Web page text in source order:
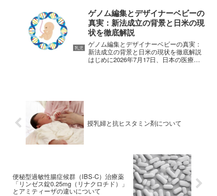
乳児
ゲノム編集とデザイナーベビーの
真実：新法成立の背景と日米の現
状を徹底解説
ゲノム編集とデザイナーベビーの真実：
新法成立の背景と日米の現状を徹底解説
はじめに2026年7月17日、日本の医療・
授乳婦と抗ヒスタミン剤について
便秘型過敏性腸症候群（IBS-C）治療薬
「リンゼス錠0.25mg（リナクロチド）」
とアミティーザの違いについて